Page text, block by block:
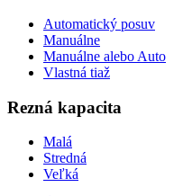
Automatický posuv
Manuálne
Manuálne alebo Auto
Vlastná tiaž
Rezná kapacita
Malá
Stredná
Veľká